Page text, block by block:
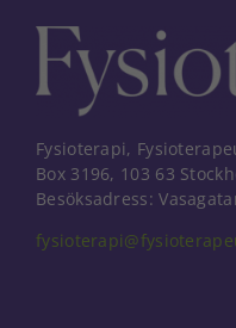
Fysioterapi,
Box 3196, 103 63
Besöksadress: